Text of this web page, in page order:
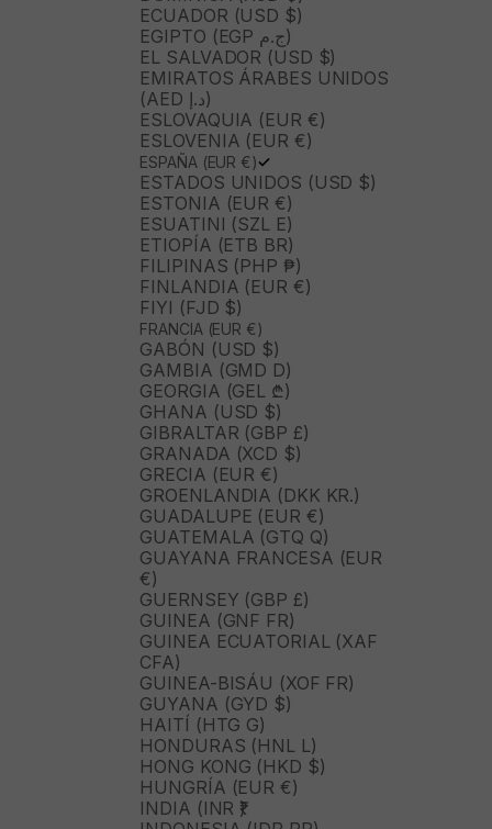
ECUADOR (USD $)
EGIPTO (EGP ج.م)
EL SALVADOR (USD $)
EMIRATOS ÁRABES UNIDOS
(AED د.إ)
ESLOVAQUIA (EUR €)
ESLOVENIA (EUR €)
ESPAÑA (EUR €)
ESTADOS UNIDOS (USD $)
ESTONIA (EUR €)
ESUATINI (SZL E)
ETIOPÍA (ETB BR)
FILIPINAS (PHP ₱)
FINLANDIA (EUR €)
FIYI (FJD $)
FRANCIA (EUR €)
GABÓN (USD $)
GAMBIA (GMD D)
GEORGIA (GEL ₾)
GHANA (USD $)
GIBRALTAR (GBP £)
GRANADA (XCD $)
GRECIA (EUR €)
GROENLANDIA (DKK KR.)
GUADALUPE (EUR €)
GUATEMALA (GTQ Q)
GUAYANA FRANCESA (EUR
€)
GUERNSEY (GBP £)
GUINEA (GNF FR)
GUINEA ECUATORIAL (XAF
CFA)
GUINEA-BISÁU (XOF FR)
GUYANA (GYD $)
HAITÍ (HTG G)
HONDURAS (HNL L)
HONG KONG (HKD $)
HUNGRÍA (EUR €)
INDIA (INR ₹)